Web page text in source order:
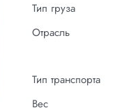
Тип груза
Отрасль
Тип транспорта
Вес